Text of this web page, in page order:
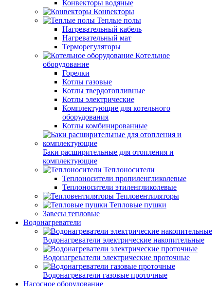
Конвекторы водяные
Конвекторы
Теплые полы
Нагревательный кабель
Нагревательный мат
Терморегуляторы
Котельное
оборудование
Горелки
Котлы газовые
Котлы твердотопливные
Котлы электрические
Комплектующие для котельного
оборудования
Котлы комбинированные
Баки расширительные для отопления и
комплектующие
Теплоносители
Теплоносители пропиленгликолевые
Теплоносители этиленгликолевые
Тепловентиляторы
Тепловые пушки
Завесы тепловые
Водонагреватели
Водонагреватели электрические накопительные
Водонагреватели электрические проточные
Водонагреватели газовые проточные
Насосное оборудование